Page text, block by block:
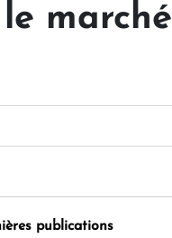
marché
publications